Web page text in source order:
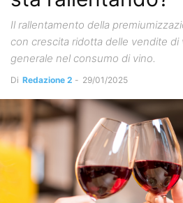
Il rallentamento della
con crescita ridotta delle vendite di
generale nel consumo di vino.
Di Redazione 2 - 29/01/2025